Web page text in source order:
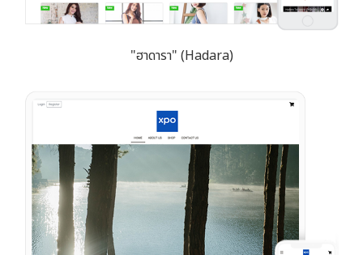
"ฮาดารา" (Hadara)